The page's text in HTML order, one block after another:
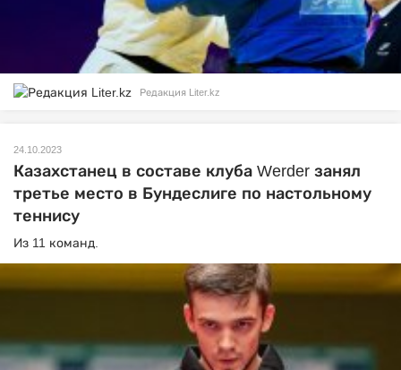
Редакция Liter.kz
24.10.2023
Казахстанец в составе клуба Werder занял
третье место в Бундеслиге по настольному
теннису
Из 11 команд.